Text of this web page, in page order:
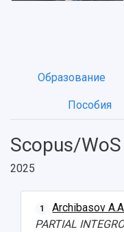
Образование
Пособия
Scopus/WoS
2025
1 Archibasov
PARTIAL